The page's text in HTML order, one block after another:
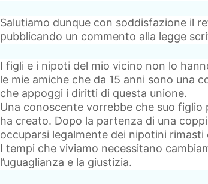
Salutiamo dunque con soddisfazione il
pubblicando un commento alla legge
I figli e i nipoti del mio vicino non lo
le mie amiche che da 15 anni sono una
che appoggi i diritti di questa unione.
Una conoscente vorrebbe che suo figlio
ha creato. Dopo la partenza di una
occuparsi legalmente dei nipotini rimasti
I tempi che viviamo necessitano
l’uguaglianza e la giustizia.